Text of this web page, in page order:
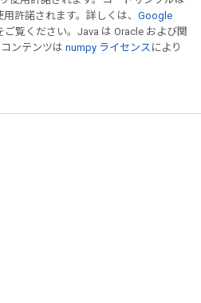
用許諾されます。詳しくは、 Google
ご覧ください。Java は Oracle および関
ンテンツは numpy ライセンス により